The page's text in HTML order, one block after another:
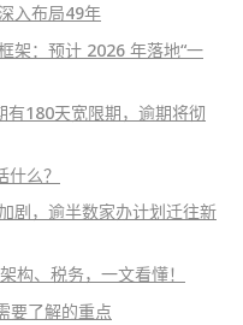
入布局49年
架：预计 2026 年落地“一
有180天宽限期，逾期将彻
么？
剧，逾半数家办计划迁往新
构、税务，一文看懂！
了解的重点